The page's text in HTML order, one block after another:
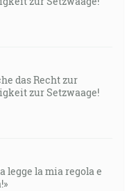
das Recht zur
zur Setzwaage!
legge la mia regola e